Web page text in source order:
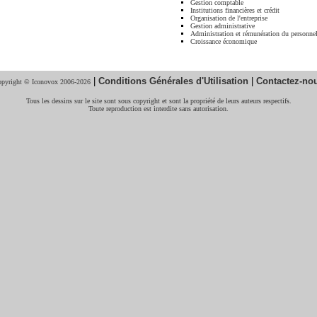
Gestion comptable
Institutions financières et crédit
Organisation de l'entreprise
Gestion administrative
Administration et rémunération du personnel
Croissance économique
© Iconovox 2006-2026 | Conditions Générales d'Utilisation | Contactez-
Tous les dessins sur le site sont sous copyright et sont la propriété de leurs auteurs respectifs.
Toute reproduction est interdite sans autorisation.